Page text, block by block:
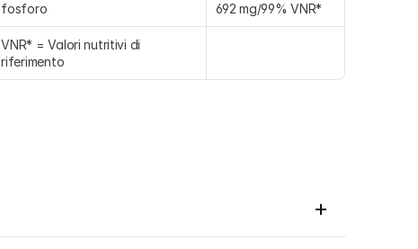
fosforo 692 mg/99% VNR*
VNR* = Valori nutritivi di
riferimento